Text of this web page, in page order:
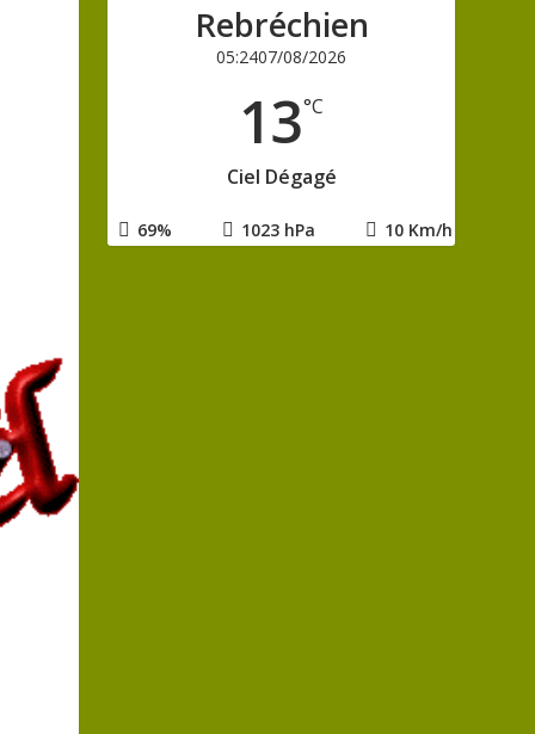
Rebréchien
05:2407/08/2026
13°C
Ciel Dégagé
69% 1023 hPa 10 Km/h